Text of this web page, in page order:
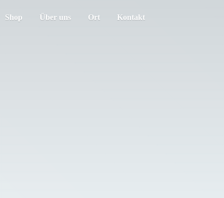
Shop Über uns Ort Kontakt